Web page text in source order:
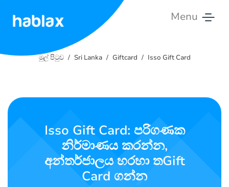
Menu
සේවා
සම්බන්ධ
මුල් පිටුව Sri Lanka Giftcard Isso Gift Card
Isso Gift Card: පරිගණක
නිර්මාණය කරන්න,
අන්තර්ජාලය හරහා තGift
Card ගන්න